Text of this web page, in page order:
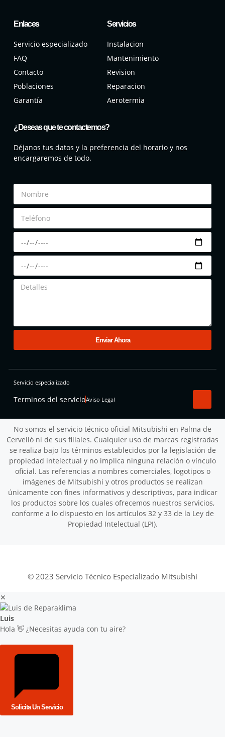
Enlaces
Servicio especializado
FAQ
Contacto
Poblaciones
Garantía
Servicios
Instalacion
Mantenimiento
Revision
Reparacion
Aerotermia
¿Deseas que te contactemos?
Déjanos tus datos y la preferencia del horario y nos
encargaremos de todo.
Enviar Ahora
Servicio especializado
Terminos del servicioAviso Legal
No somos el servicio técnico oficial Mitsubishi en Palma de
Cervelló ni de sus filiales. Cualquier uso de marcas registradas
se realiza bajo los términos establecidos por la legislación de
propiedad intelectual y no implica ninguna relación o vínculo
oficial. Las referencias a nombres comerciales, logotipos o
imágenes de Mitsubishi y otros productos se realizan
únicamente con fines informativos y descriptivos, para indicar
los productos sobre los cuales ofrecemos nuestros servicios,
conforme a lo dispuesto en los artículos 32 y 33 de la Ley de
Propiedad Intelectual (LPI).
© 2023 Servicio Técnico Especializado Mitsubishi
✕
Luis
Hola 👋 ¿Necesitas ayuda con tu aire?
Solicita Un Servicio